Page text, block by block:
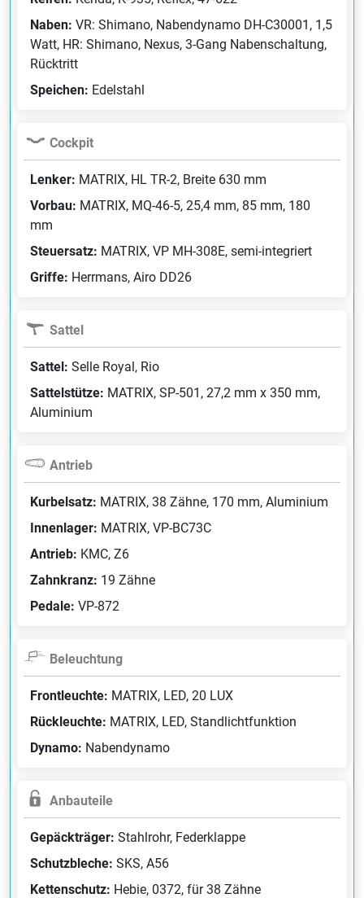
Naben: VR: Shimano, Nabendynamo DH-C30001, 1,5
Watt, HR: Shimano, Nexus, 3-Gang Nabenschaltung,
Rücktritt
Speichen: Edelstahl
Cockpit
Lenker: MATRIX, HL TR-2, Breite 630 mm
Vorbau: MATRIX, MQ-46-5, 25,4 mm, 85 mm, 180
mm
Steuersatz: MATRIX, VP MH-308E, semi-integriert
Griffe: Herrmans, Airo DD26
Sattel
Sattel: Selle Royal, Rio
Sattelstütze: MATRIX, SP-501, 27,2 mm x 350 mm,
Aluminium
Antrieb
Kurbelsatz: MATRIX, 38 Zähne, 170 mm, Aluminium
Innenlager: MATRIX, VP-BC73C
Antrieb: KMC, Z6
Zahnkranz: 19 Zähne
Pedale: VP-872
Beleuchtung
Frontleuchte: MATRIX, LED, 20 LUX
Rückleuchte: MATRIX, LED, Standlichtfunktion
Dynamo: Nabendynamo
Anbauteile
Gepäckträger: Stahlrohr, Federklappe
Schutzbleche: SKS, A56
Kettenschutz: Hebie, 0372, für 38 Zähne